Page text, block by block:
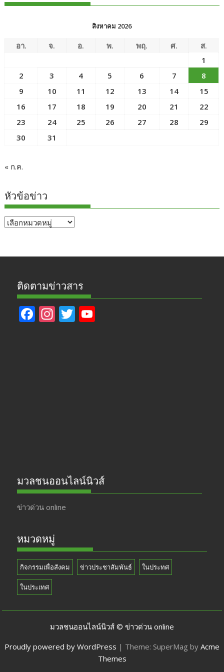
สิงหาคม 2026
อา. จ. อ. พ. พฤ. ศ.
ส.
1
2
3 4 5 6 7
8
9
10 11 12 13 14
15
16
17 18 19 20 21
22
23
24 25 26 27 28
29
30
31
« ก.ค.
หัวข้อข่าว
หัวข้อ
ติดตามข่าวสาร
F In T
มวลชนออนไลน์นิวส์
ข่าวด่วน online
หมวดหมู่
กิจกรรมเพื่อสังคม ข่าวประชาสัมพันธ์ ในประทศ
ในประเทศ
มวลชนออนไลน์นิวส์ © ข่าวด่วน online
Proudly powered by WordPress | Theme: SuperMag by Acme
Themes